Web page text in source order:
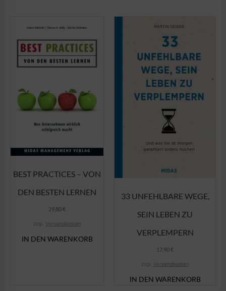
BEST PRACTICES – VON
DEN BESTEN LERNEN
29,80€
zzgl. Versandkosten
IN DEN WARENKORB
33 UNFEHLBARE WEGE,
SEIN LEBEN ZU
VERPLEMPERN
17,90€
zzgl. Versandkosten
IN DEN WARENKORB